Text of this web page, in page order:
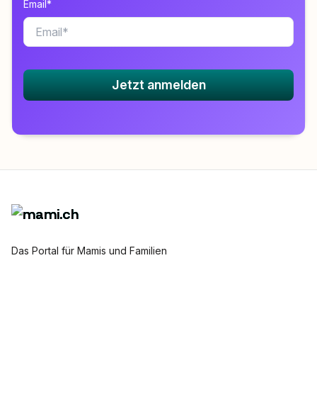
Email*
Jetzt anmelden
Das Portal für Mamis und Familien